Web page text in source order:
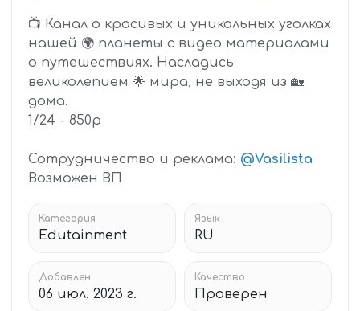
📺 Канал о красивых и уникальных уголках
нашей 🌍 планеты с видео материалами
о путешествиях. Насладись
великолепием 🌟 мира, не выходя из 🏡
дома.
1/24 - 850р
Сотрудничество и реклама: @Vasilista
Возможен ВП
Категория
Edutainment
Язык
RU
Добавлен
06 июл. 2023 г.
Качество
Проверен